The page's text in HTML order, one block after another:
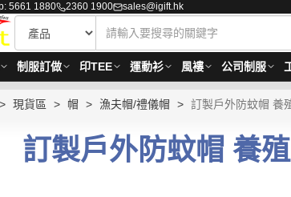
5661 1880 2360 1900 sales@igift.hk
制服訂做 印TEE 運動衫 風褸 公司制服
現貨區 帽 漁夫帽/禮儀帽 訂製戶外防蚊帽 養
訂製戶外防蚊帽 養